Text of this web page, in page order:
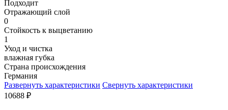
Подходит
Отражающий слой
0
Стойкость к выцветанию
1
Уход и чистка
влажная губка
Страна происхождения
Германия
Развернуть характеристики Свернуть характеристики
10688 ₽